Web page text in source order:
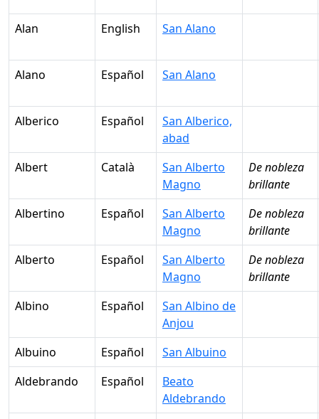
Alan English San Alano
Alano Español San Alano
Alberico Español
San Alberico,
abad
Albert
Català
San Alberto
Magno
De nobleza
brillante
Albertino
Español
San Alberto
Magno
De nobleza
brillante
Alberto
Español
San Alberto
Magno
De nobleza
brillante
Albino
Español
San Albino de
Anjou
Albuino
Español
San Albuino
Aldebrando
Español
Beato
Aldebrando